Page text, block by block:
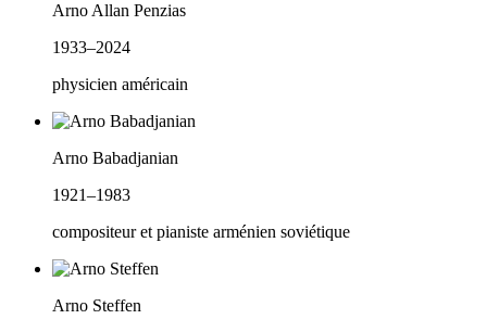
Arno Allan Penzias
1933–2024
physicien américain
Arno Babadjanian
1921–1983
compositeur et pianiste arménien soviétique
Arno Steffen